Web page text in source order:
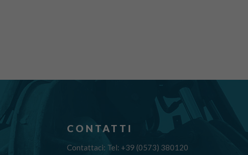
CONTATTI
Contattaci: Tel: +39 (0573) 380120